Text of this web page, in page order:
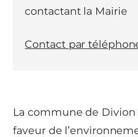
La commune de
faveur de
contactant la Mairie
Contact par